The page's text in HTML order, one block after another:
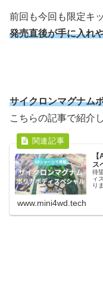
前回も今回も限定キ
発売直後が手に入れ
サイクロンマグナム
こちらの記事で紹介
ス
待
ィ
り
www.mini4wd.tech